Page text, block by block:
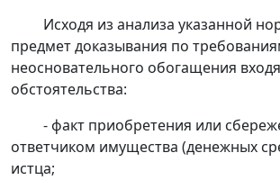
Исходя из анализа указанной
предмет доказывания по
неосновательного обогащения
обстоятельства:
- факт приобретения или
ответчиком имущества (денежных
истца;